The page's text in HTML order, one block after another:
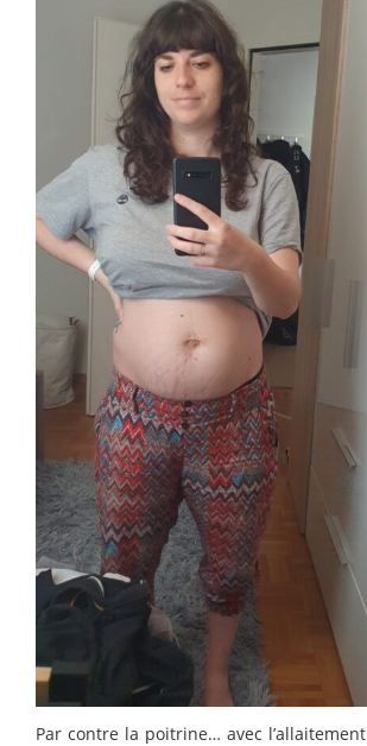
Par contre la poitrine… avec